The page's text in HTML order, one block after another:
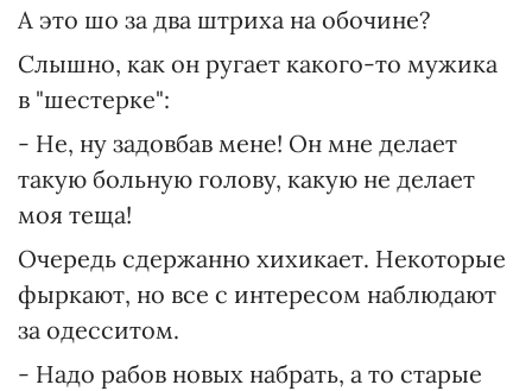
А это шо за два штриха на обочине?
Слышно, как он ругает какого-то мужика
в "шестерке":
- Не, ну задовбав мене! Он мне делает
такую больную голову, какую не делает
моя теща!
Очередь сдержанно хихикает. Некоторые
фыркают, но все с интересом наблюдают
за одесситом.
- Надо рабов новых набрать, а то старые